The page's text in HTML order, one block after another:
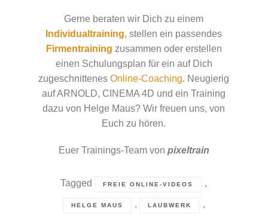
Gerne beraten wir Dich zu einem
Individualtraining, stellen ein passendes
Firmentraining zusammen oder erstellen
einen Schulungsplan für ein auf Dich
zugeschnittenesOnline-Coaching. Neugierig
auf ARNOLD, CINEMA 4D und ein Training
dazu von Helge Maus? Wir freuen uns, von
Euch zu hören.
Euer Trainings-Team von pixeltrain
Tagged FREIE ONLINE-VIDEOS ,
HELGE MAUS , LAUBWERK ,